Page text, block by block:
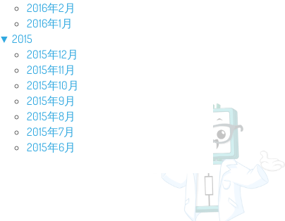
2016年2月
2016年1月
▼ 2015
2015年12月
2015年11月
2015年10月
2015年9月
2015年8月
2015年7月
2015年6月